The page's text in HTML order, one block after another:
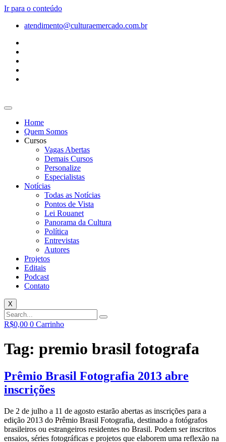
Ir para o conteúdo
atendimento@culturaemercado.com.br
Home
Quem Somos
Cursos
Vagas Abertas
Demais Cursos
Personalize
Especialistas
Notícias
Todas as Notícias
Pontos de Vista
Lei Rouanet
Panorama da Cultura
Política
Entrevistas
Autores
Projetos
Editais
Podcast
Contato
X
R$0,00 0 Carrinho
Tag: premio brasil fotografa
Prêmio Brasil Fotografia 2013 abre
inscrições
De 2 de julho a 11 de agosto estarão abertas as inscrições para a
edição 2013 do Prêmio Brasil Fotografia, destinado a fotógrafos
brasileiros ou estrangeiros residentes no Brasil. Podem ser inscritos
ensaios, séries fotográficas e projetos que elaborem uma reflexão na